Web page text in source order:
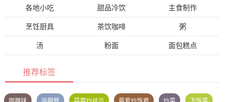
各地小吃 甜品冷饮 主食制作
烹饪厨具 茶饮咖啡 粥
汤 粉面 面包糕点
推荐标签